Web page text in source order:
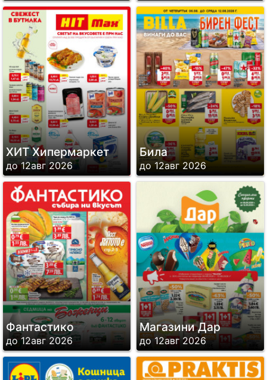
ХИТ Хипермаркет
до 12авг 2026
Била
до 12авг 2026
Фантастико
до 12авг 2026
Магазини Дар
до 12авг 2026